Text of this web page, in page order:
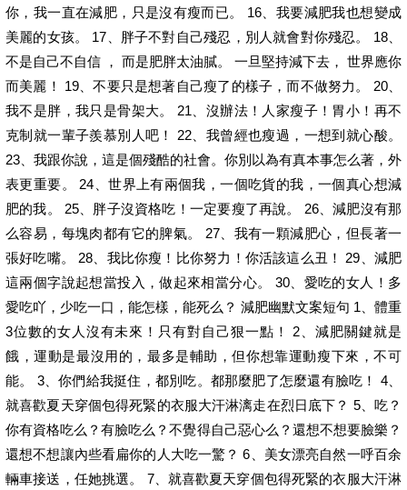
你，我一直在減肥，只是沒有瘦而已。 16、我要減肥我也想變成
美麗的女孩。 17、胖子不對自己殘忍，別人就會對你殘忍。 18、
不是自己不自信 ， 而是肥胖太油膩。 一旦堅持減下去， 世界應你
而美麗！ 19、不要只是想著自己瘦了的樣子，而不做努力。 20、
我不是胖，我只是骨架大。 21、沒辦法！人家瘦子！胃小！再不
克制就一輩子羨慕別人吧！ 22、我曾經也瘦過，一想到就心酸。
23、我跟你說，這是個殘酷的社會。你別以為有真本事怎么著，外
表更重要。 24、世界上有兩個我，一個吃貨的我，一個真心想減
肥的我。 25、胖子沒資格吃！一定要瘦了再說。 26、減肥沒有那
么容易，每塊肉都有它的脾氣。 27、我有一顆減肥心，但長著一
張好吃嘴。 28、我比你瘦！比你努力！你活該這么丑！ 29、減肥
這兩個字說起想當投入，做起來相當分心。 30、愛吃的女人！多
愛吃吖，少吃一口，能怎樣，能死么？ 減肥幽默文案短句 1、體重
3位數的女人沒有未來！只有對自己狠一點！ 2、減肥關鍵就是
餓，運動是最沒用的，最多是輔助，但你想靠運動瘦下來，不可
能。 3、你們給我挺住，都別吃。都那麼肥了怎麼還有臉吃！ 4、
就喜歡夏天穿個包得死緊的衣服大汗淋漓走在烈日底下？ 5、吃？
你有資格吃么？有臉吃么？不覺得自己惡心么？還想不想要臉樂？
還想不想讓內些看扁你的人大吃一驚？ 6、美女漂亮自然一呼百余
輛車接送，任她挑選。 7、就喜歡夏天穿個包得死緊的衣服大汗淋